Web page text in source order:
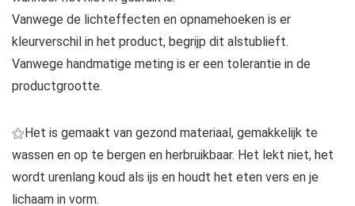
Vanwege de lichteffecten en opnamehoeken is er
kleurverschil in het product, begrijp dit alstublieft.
Vanwege handmatige meting is er een tolerantie in de
productgrootte.
⚝Het is gemaakt van gezond materiaal, gemakkelijk te
wassen en op te bergen en herbruikbaar. Het lekt niet, het
wordt urenlang koud als ijs en houdt het eten vers en je
lichaam in vorm.